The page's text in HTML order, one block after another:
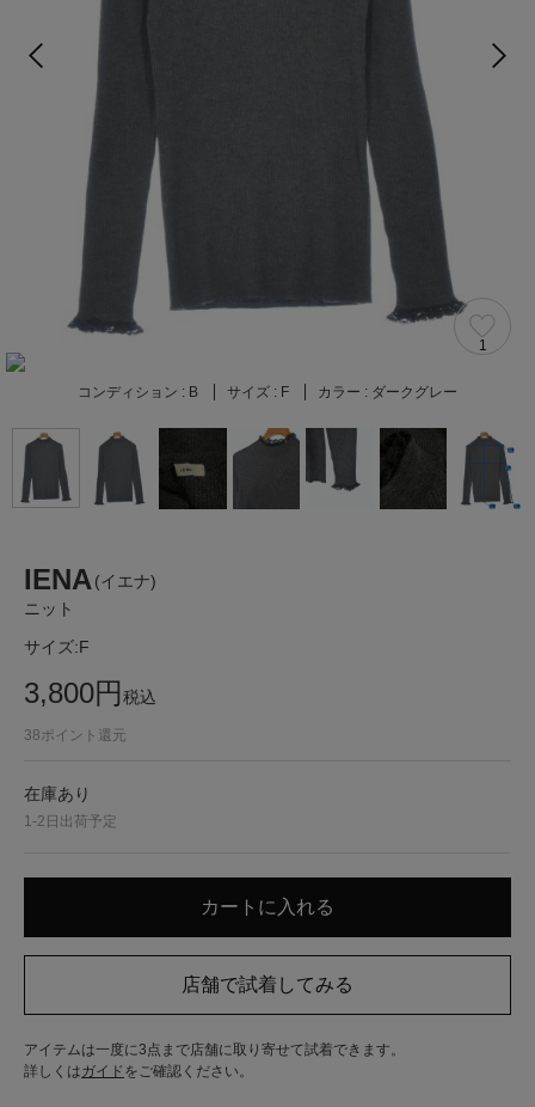
1
コンディション : B サイズ : F カラー : ダークグレー
IENA (イエナ)
ニット
サイズ:F
3,800円税込
38ポイント還元
在庫あり
1-2日出荷予定
アイテムは一度に3点まで店舗に取り寄せて試着できます。
詳しくはガイド をご確認ください。